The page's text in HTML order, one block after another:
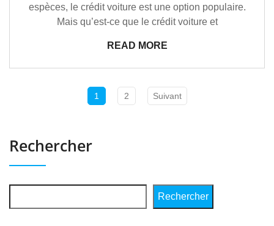
espèces, le crédit voiture est une option populaire.
Mais qu’est-ce que le crédit voiture et
READ MORE
1 2 Suivant
Rechercher
Rechercher